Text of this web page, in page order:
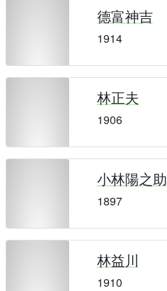
德富神吉
1914
林正夫
1906
小林陽之助
1897
林益川
1910